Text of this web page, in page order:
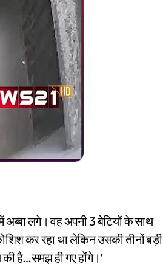
अब्बा लगे। वह अपनी 3 बेटियों के साथ
कर रहा था लेकिन उसकी तीनों बड़ी
की है…समझ ही गए होंगे।’